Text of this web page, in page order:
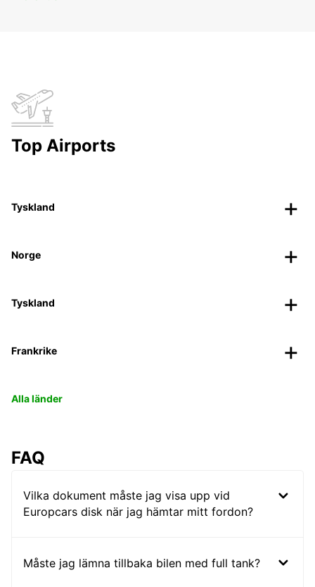
Top Airports
Tyskland
Norge
Tyskland
Frankrike
Alla länder
FAQ
Vilka dokument måste jag visa upp vid
Europcars disk när jag hämtar mitt fordon?
Måste jag lämna tillbaka bilen med full tank?